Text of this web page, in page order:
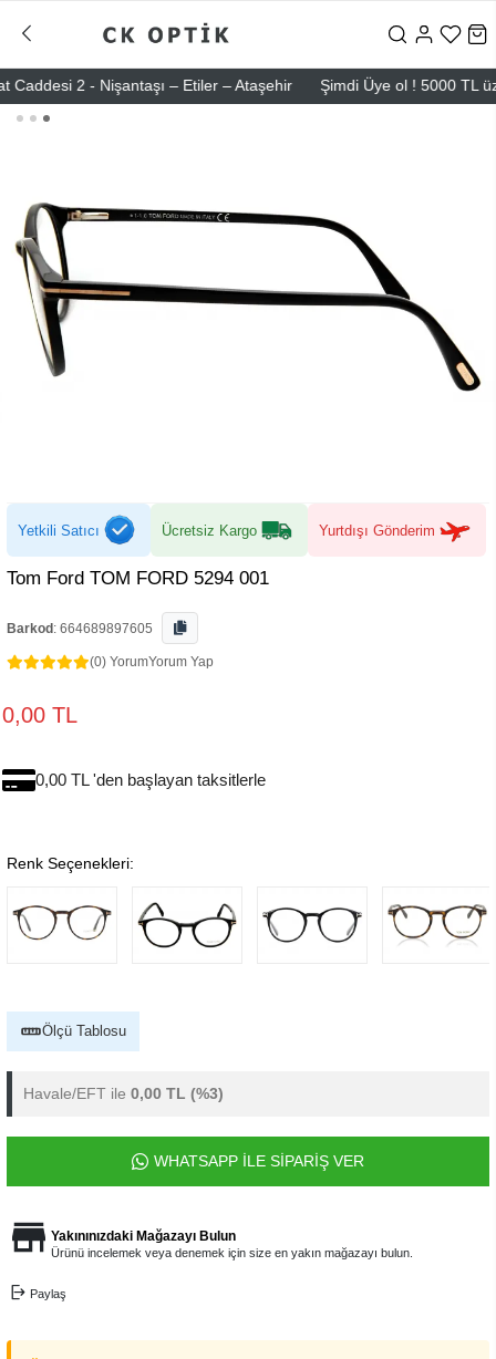
2 - Nişantaşı – Etiler – Ataşehir Şimdi Üye ol ! 5000 TL üzeri
Yetkili Satıcı Ücretsiz Kargo Yurtdışı Gönderim
Tom Ford TOM FORD 5294 001
Barkod : 664689897605
(0) YorumYorum Yap
0,00 TL
0,00 TL 'den başlayan taksitlerle
Renk Seçenekleri:
Ölçü Tablosu
Havale/EFT ile 0,00 TL (%3)
WHATSAPP İLE SİPARİŞ VER
Yakınınızdaki Mağazayı Bulun
Ürünü incelemek veya denemek için size en yakın mağazayı bulun.
Paylaş